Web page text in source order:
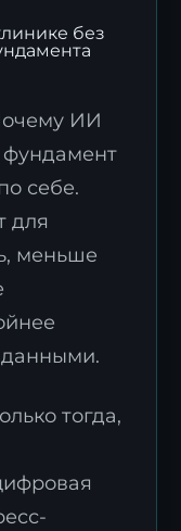
ИИ
фундамент
себе.
для
меньше
данными.
тогда,